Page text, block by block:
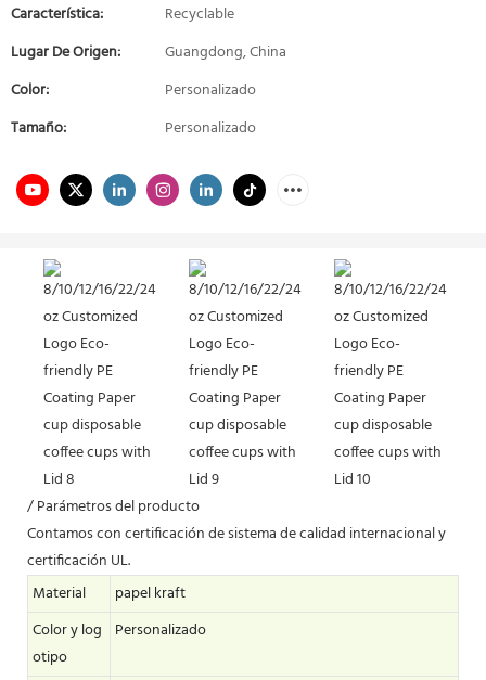
Característica:
Recyclable
Lugar De Origen:
Guangdong, China
Color:
Personalizado
Tamaño:
Personalizado
/ Parámetros del producto
Contamos con certificación de sistema de calidad internacional y
certificación UL.
Material
papel kraft
Color y log
otipo
Personalizado